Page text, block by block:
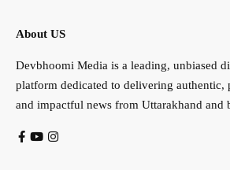
About US
Devbhoomi Media is a leading, unbiased
platform dedicated to delivering authentic,
and impactful news from Uttarakhand and